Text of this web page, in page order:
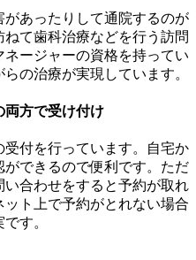
あったりして通院するのが
て歯科治療などを行う訪問
ージャーの資格を持ってい
の治療が実現しています。
両方で受け付け
付を行っています。自宅か
できるので便利です。ただ
合わせをすると予約が取れ
ト上で予約がとれない場合
す。